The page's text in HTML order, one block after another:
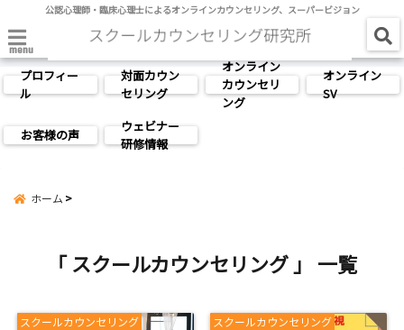
公認心理師・臨床心理士によるオンラインカウンセリング、スーパービジョン
menu
プロフィー
ル
対面カウン
セリング
オンライン
カウンセリ
ング
オンライン
SV
お客様の声
ウェビナー
研修情報
ホーム
「 スクールカウンセリング 」 一覧
スクールカウンセリング スクールカウンセリング